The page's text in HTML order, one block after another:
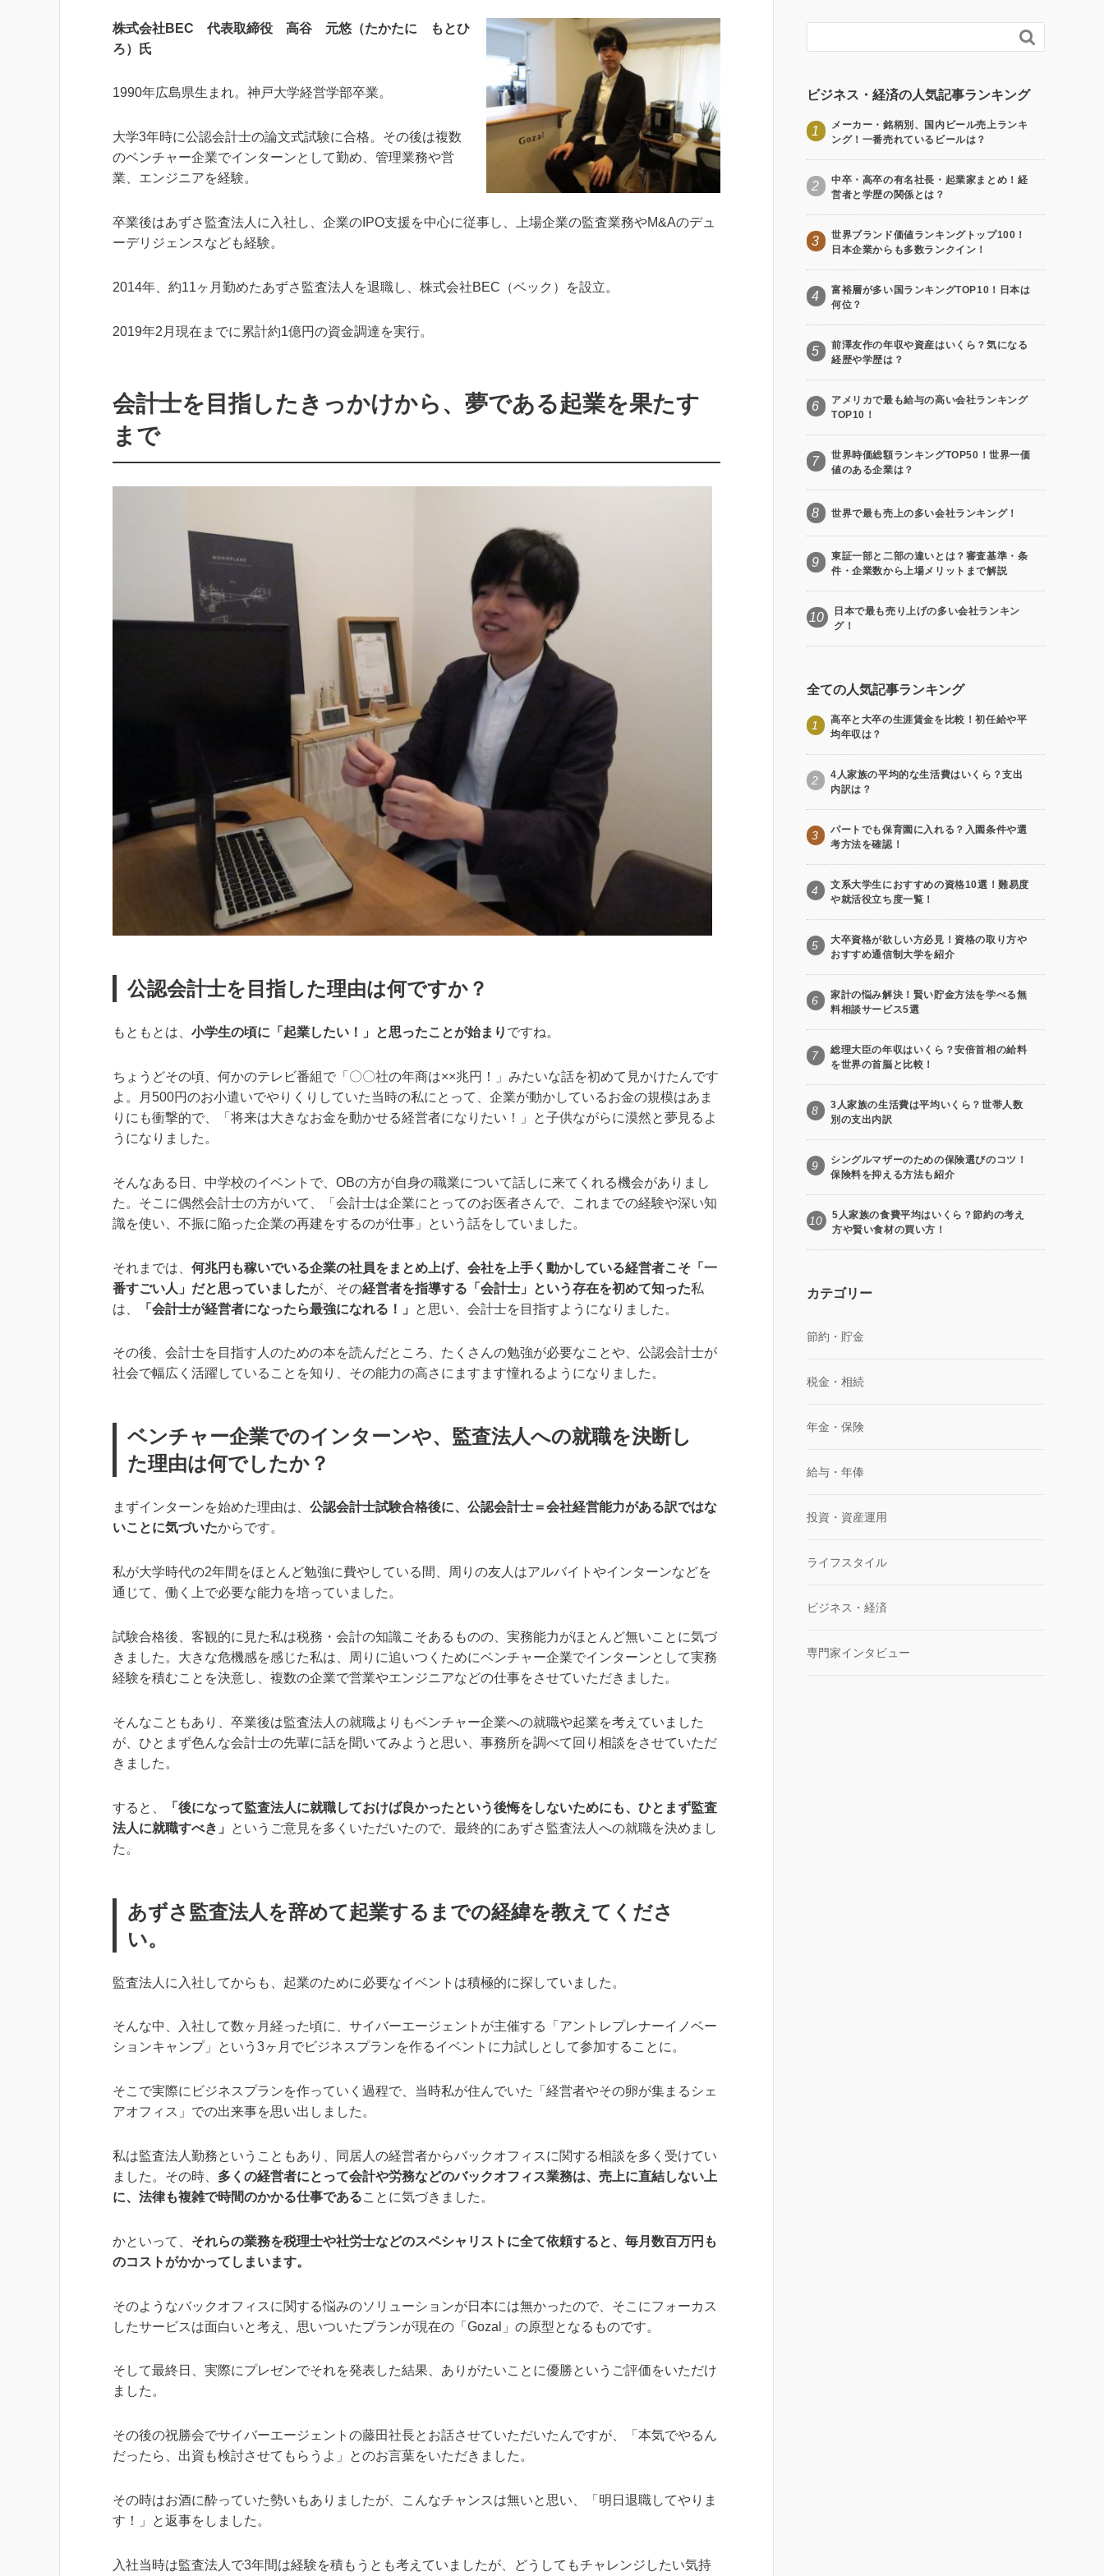
株式会社BEC 代表取締役 高谷 元悠（たかたに もとひ
ろ）氏
1990年広島県生まれ。神戸大学経営学部卒業。
大学3年時に公認会計士の論文式試験に合格。その後は複数
のベンチャー企業でインターンとして勤め、管理業務や営
業、エンジニアを経験。
卒業後はあずさ監査法人に入社し、企業のIPO支援を中心に従事し、上場企業の監査業務やM&Aのデュ
ーデリジェンスなども経験。
2014年、約11ヶ月勤めたあずさ監査法人を退職し、株式会社BEC（ベック）を設立。
2019年2月現在までに累計約1億円の資金調達を実行。
会計士を目指したきっかけから、夢である起業を果たす
まで
公認会計士を目指した理由は何ですか？
もともとは、 小学生の頃に「起業したい！」と思ったことが始まり ですね。
ちょうどその頃、何かのテレビ番組で「〇〇社の年商は××兆円！」みたいな話を初めて見かけたんです
よ。月500円のお小遣いでやりくりしていた当時の私にとって、企業が動かしているお金の規模はあま
りにも衝撃的で、「将来は大きなお金を動かせる経営者になりたい！」と子供ながらに漠然と夢見るよ
うになりました。
そんなある日、中学校のイベントで、OBの方が自身の職業について話しに来てくれる機会がありまし
た。そこに偶然会計士の方がいて、「会計士は企業にとってのお医者さんで、これまでの経験や深い知
識を使い、不振に陥った企業の再建をするのが仕事」という話をしていました。
それまでは、 何兆円も稼いでいる企業の社員をまとめ上げ、会社を上手く動かしている経営者こそ「一
番すごい人」だと思っていましたが、その経営者を指導する「会計士」という存在を初めて知った私
は、
「会計士が経営者になったら最強になれる！」 と思い、会計士を目指すようになりました。
その後、会計士を目指す人のための本を読んだところ、たくさんの勉強が必要なことや、公認会計士が
社会で幅広く活躍していることを知り、その能力の高さにますます憧れるようになりました。
ベンチャー企業でのインターンや、監査法人への就職を決断し
た理由は何でしたか？
まずインターンを始めた理由は、 公認会計士試験合格後に、公認会計士＝会社経営能力がある訳ではな
いことに気づいたからです。
私が大学時代の2年間をほとんど勉強に費やしている間、周りの友人はアルバイトやインターンなどを
通じて、働く上で必要な能力を培っていました。
試験合格後、客観的に見た私は税務・会計の知識こそあるものの、実務能力がほとんど無いことに気づ
きました。大きな危機感を感じた私は、周りに追いつくためにベンチャー企業でインターンとして実務
経験を積むことを決意し、複数の企業で営業やエンジニアなどの仕事をさせていただきました。
そんなこともあり、卒業後は監査法人の就職よりもベンチャー企業への就職や起業を考えていました
が、ひとまず色んな会計士の先輩に話を聞いてみようと思い、事務所を調べて回り相談をさせていただ
きました。
すると、
「後になって監査法人に就職しておけば良かったという後悔をしないためにも、ひとまず監査
法人に就職すべき」
というご意見を多くいただいたので、最終的にあずさ監査法人への就職を決めまし
た。
あずさ監査法人を辞めて起業するまでの経緯を教えてくださ
い。
監査法人に入社してからも、起業のために必要なイベントは積極的に探していました。
そんな中、入社して数ヶ月経った頃に、サイバーエージェントが主催する「アントレプレナーイノベー
ションキャンプ」という3ヶ月でビジネスプランを作るイベントに力試しとして参加することに。
そこで実際にビジネスプランを作っていく過程で、当時私が住んでいた「経営者やその卵が集まるシェ
アオフィス」での出来事を思い出しました。
私は監査法人勤務ということもあり、同居人の経営者からバックオフィスに関する相談を多く受けてい
ました。その時、 多くの経営者にとって会計や労務などのバックオフィス業務は、売上に直結しない上
に、法律も複雑で時間のかかる仕事であることに気づきました。
かといって、 それらの業務を税理士や社労士などのスペシャリストに全て依頼すると、毎月数百万円も
のコストがかかってしまいます。
そのようなバックオフィスに関する悩みのソリューションが日本には無かったので、そこにフォーカス
したサービスは面白いと考え、思いついたプランが現在の「Gozal」の原型となるものです。
そして最終日、実際にプレゼンでそれを発表した結果、ありがたいことに優勝というご評価をいただけ
ました。
その後の祝勝会でサイバーエージェントの藤田社長とお話させていただいたんですが、「本気でやるん
だったら、出資も検討させてもらうよ」とのお言葉をいただきました。
その時はお酒に酔っていた勢いもありましたが、こんなチャンスは無いと思い、「明日退職してやりま
す！」と返事をしました。
入社当時は監査法人で3年間は経験を積もうとも考えていましたが、どうしてもチャレンジしたい気持

ビジネス・経済の人気記事ランキング
1
メーカー・銘柄別、国内ビール売上ランキ
ング！一番売れているビールは？
2
中卒・高卒の有名社長・起業家まとめ！経
営者と学歴の関係とは？
3
世界ブランド価値ランキングトップ100！
日本企業からも多数ランクイン！
4
富裕層が多い国ランキングTOP10！日本は
何位？
5
前澤友作の年収や資産はいくら？気になる
経歴や学歴は？
6
アメリカで最も給与の高い会社ランキング
TOP10！
7
世界時価総額ランキングTOP50！世界一価
値のある企業は？
8 世界で最も売上の多い会社ランキング！
9
東証一部と二部の違いとは？審査基準・条
件・企業数から上場メリットまで解説
10
日本で最も売り上げの多い会社ランキン
グ！
全ての人気記事ランキング
1
高卒と大卒の生涯賃金を比較！初任給や平
均年収は？
2
4人家族の平均的な生活費はいくら？支出
内訳は？
3
パートでも保育園に入れる？入園条件や選
考方法を確認！
4
文系大学生におすすめの資格10選！難易度
や就活役立ち度一覧！
5
大卒資格が欲しい方必見！資格の取り方や
おすすめ通信制大学を紹介
6
家計の悩み解決！賢い貯金方法を学べる無
料相談サービス5選
7
総理大臣の年収はいくら？安倍首相の給料
を世界の首脳と比較！
8
3人家族の生活費は平均いくら？世帯人数
別の支出内訳
9
シングルマザーのための保険選びのコツ！
保険料を抑える方法も紹介
10
5人家族の食費平均はいくら？節約の考え
方や賢い食材の買い方！
カテゴリー
節約・貯金
税金・相続
年金・保険
給与・年俸
投資・資産運用
ライフスタイル
ビジネス・経済
専門家インタビュー